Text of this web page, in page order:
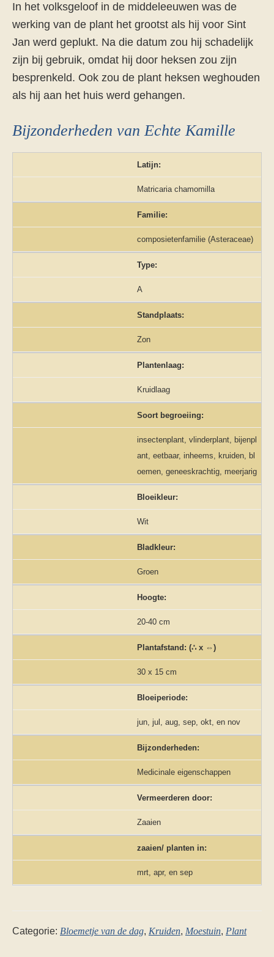
In het volksgeloof in de middeleeuwen was de
werking van de plant het grootst als hij voor Sint
Jan werd geplukt. Na die datum zou hij schadelijk
zijn bij gebruik, omdat hij door heksen zou zijn
besprenkeld. Ook zou de plant heksen weghouden
als hij aan het huis werd gehangen.
Bijzonderheden van Echte Kamille
Latijn:
Matricaria chamomilla
Familie:
composietenfamilie (Asteraceae)
Type:
A
Standplaats:
Zon
Plantenlaag:
Kruidlaag
Soort begroeiing:
insectenplant, vlinderplant, bijenpl
ant, eetbaar, inheems, kruiden, bl
oemen, geneeskrachtig, meerjarig
Bloeikleur:
Wit
Bladkleur:
Groen
Hoogte:
20-40 cm
Plantafstand: (∴ x ⇔)
30 x 15 cm
Bloeiperiode:
jun, jul, aug, sep, okt, en nov
Bijzonderheden:
Medicinale eigenschappen
Vermeerderen door:
Zaaien
zaaien/ planten in:
mrt, apr, en sep
Categorie: Bloemetje van de dag, Kruiden, Moestuin, Plant